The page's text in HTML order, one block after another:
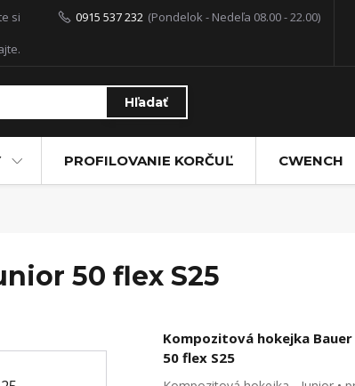
Hľadať
si
0915 537 232 (Pondelok - Nedeľa 08.00 - 22.00)
PROFILOVANIE KORČUĽ CWENCH
50 flex S25
Kompozitová hokejka Bauer
50 flex S25